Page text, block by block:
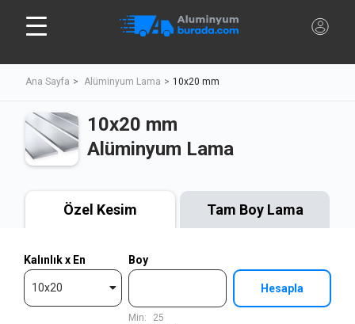
Ana Sayfa Alüminyum Lama 10x20 mm
10x20 mm
Alüminyum Lama
Özel Kesim Tam Boy Lama
Kalınlık x En
10x20
Boy
Min:
25
Hesapla